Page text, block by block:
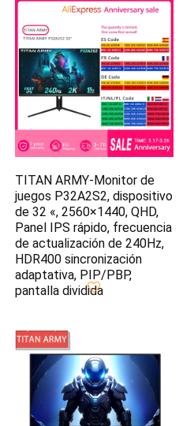
TITAN ARMY-Monitor de
juegos P32A2S2, dispositivo
de 32 «, 2560×1440, QHD,
Panel IPS rápido, frecuencia
de actualización de 240Hz,
HDR400 sincronización
adaptativa, PIP/PBP,
pantalla dividida